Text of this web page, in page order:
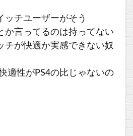
ッチユーザーがそう
か言ってるのは持ってない
チが快適か実感できない奴
適性がPS4の比じゃないの